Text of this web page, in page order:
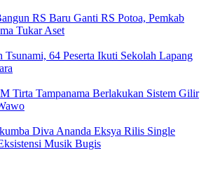
RS Baru Ganti RS Potoa, Pemkab
Tukar Aset
Tsunami, 64 Peserta Ikuti Sekolah Lapang
Tirta Tampanama Berlakukan Sistem Gilir
Diva Ananda Eksya Rilis Single
Musik Bugis